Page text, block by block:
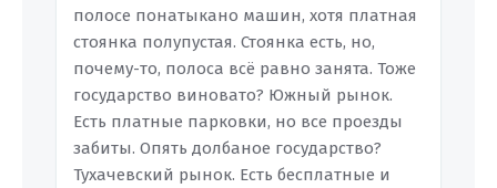
полосе понатыкано машин, хотя платная
стоянка полупустая. Стоянка есть, но,
почему-то, полоса всё равно занята. Тоже
государство виновато? Южный рынок.
Есть платные парковки, но все проезды
забиты. Опять долбаное государство?
Тухачевский рынок. Есть бесплатные и